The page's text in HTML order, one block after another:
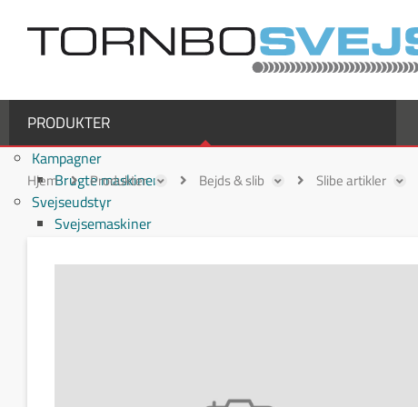
PRODUKTER
Kampagner
Brugte maskiner
Svejseudstyr
Svejsemaskiner
TIG svejsemaskiner
Hjem Produkter Bejds & slib Slibe artikler